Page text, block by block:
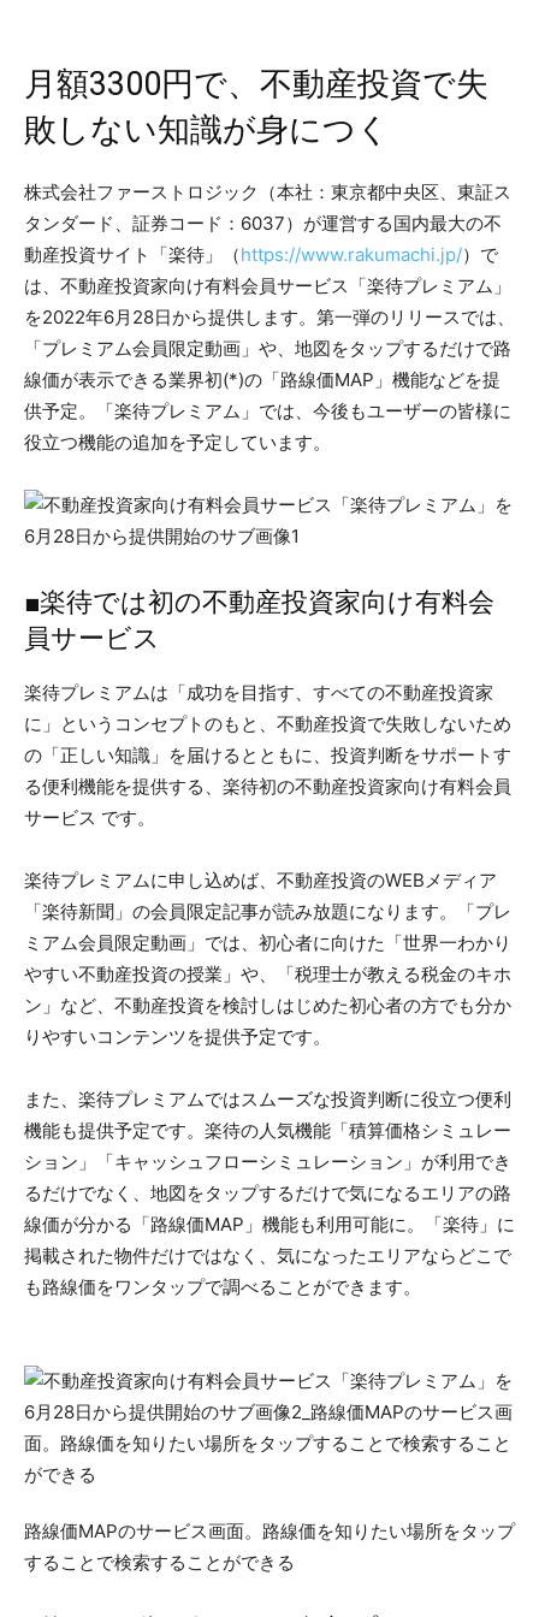
月額3300円で、不動産投資で失
敗しない知識が身につく
株式会社ファーストロジック（本社：東京都中央区、東証ス
タンダード、証券コード：6037）が運営する国内最大の不
動産投資サイト「楽待」（https://www.rakumachi.jp/）で
は、不動産投資家向け有料会員サービス「楽待プレミアム」
を2022年6月28日から提供します。第一弾のリリースでは、
「プレミアム会員限定動画」や、地図をタップするだけで路
線価が表示できる業界初(*)の「路線価MAP」機能などを提
供予定。「楽待プレミアム」では、今後もユーザーの皆様に
役立つ機能の追加を予定しています。
■楽待では初の不動産投資家向け有料会
員サービス
楽待プレミアムは「成功を目指す、すべての不動産投資家
に」というコンセプトのもと、不動産投資で失敗しないため
の「正しい知識」を届けるとともに、投資判断をサポートす
る便利機能を提供する、楽待初の不動産投資家向け有料会員
サービス です。
楽待プレミアムに申し込めば、不動産投資のWEBメディア
「楽待新聞」の会員限定記事が読み放題になります。「プレ
ミアム会員限定動画」では、初心者に向けた「世界一わかり
やすい不動産投資の授業」や、「税理士が教える税金のキホ
ン」など、不動産投資を検討しはじめた初心者の方でも分か
りやすいコンテンツを提供予定です。
また、楽待プレミアムではスムーズな投資判断に役立つ便利
機能も提供予定です。楽待の人気機能「積算価格シミュレー
ション」「キャッシュフローシミュレーション」が利用でき
るだけでなく、地図をタップするだけで気になるエリアの路
線価が分かる「路線価MAP」機能も利用可能に。「楽待」に
掲載された物件だけではなく、気になったエリアならどこで
も路線価をワンタップで調べることができます。
路線価MAPのサービス画面。路線価を知りたい場所をタップ
することで検索することができる